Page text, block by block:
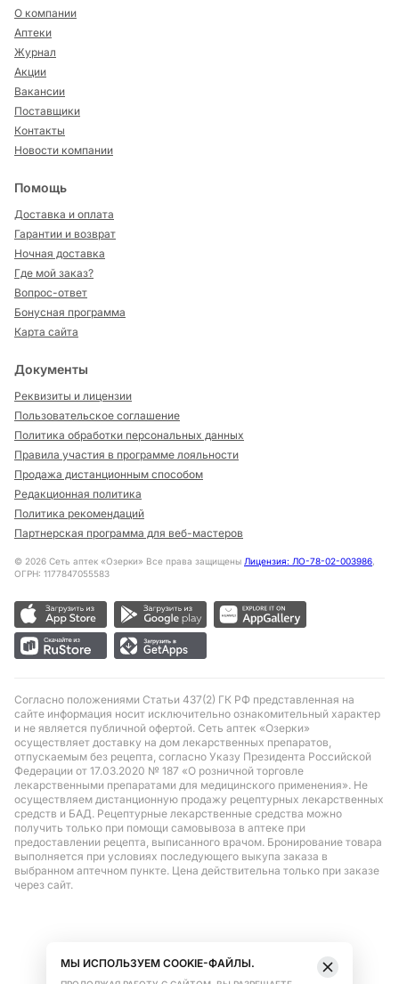
О компании
Аптеки
Журнал
Акции
Вакансии
Поставщики
Контакты
Новости компании
Помощь
Доставка и оплата
Гарантии и возврат
Ночная доставка
Где мой заказ?
Вопрос-ответ
Бонусная программа
Карта сайта
Документы
Реквизиты и лицензии
Пользовательское соглашение
Политика обработки персональных данных
Правила участия в программе лояльности
Продажа дистанционным способом
Редакционная политика
Политика рекомендаций
Партнерская программа для веб-мастеров
© 2026 Сеть аптек «Озерки» Все права защищены Лицензия: ЛО-78-02-003986,
ОГРН: 1177847055583
Согласно положениями Статьи 437(2) ГК РФ представленная на
сайте информация носит исключительно ознакомительный характер
и не является публичной офертой. Сеть аптек «Озерки»
осуществляет доставку на дом лекарственных препаратов,
отпускаемым без рецепта, согласно Указу Президента Российской
Федерации от 17.03.2020 № 187 «О розничной торговле
лекарственными препаратами для медицинского применения». Не
осуществляем дистанционную продажу рецептурных лекарственных
средств и БАД. Рецептурные лекарственные средства можно
получить только при помощи самовывоза в аптеке при
предоставлении рецепта, выписанного врачом. Бронирование товара
выполняется при условиях последующего выкупа заказа в
выбранном аптечном пункте. Цена действительна только при заказе
через сайт.
МЫ ИСПОЛЬЗУЕМ COOKIE-ФАЙЛЫ.